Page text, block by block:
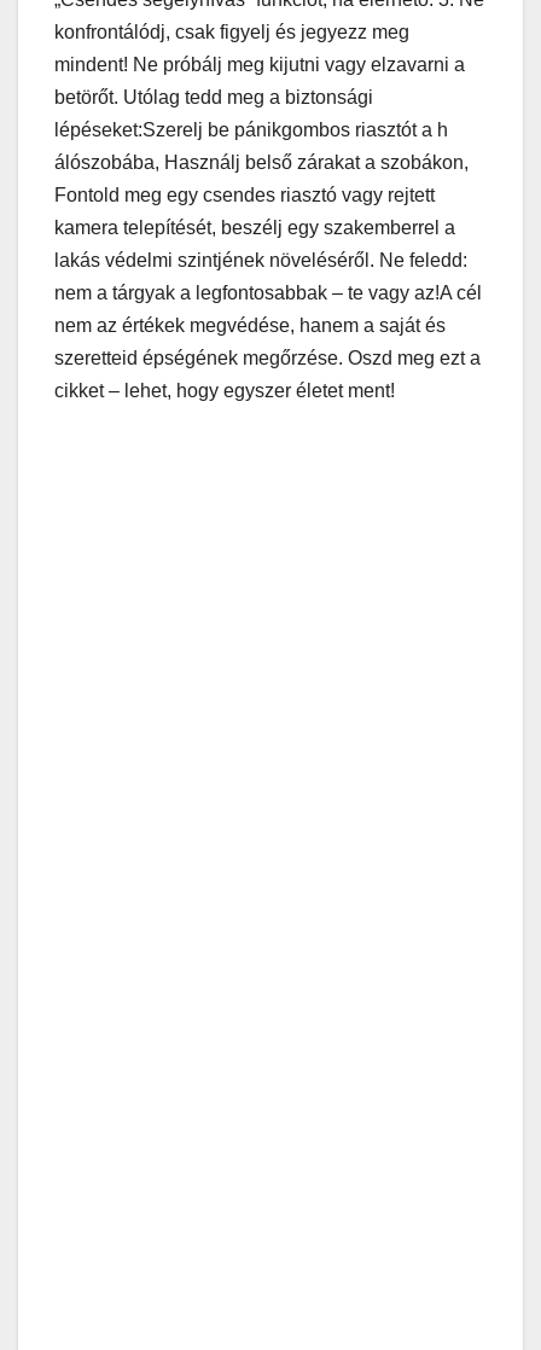
konfrontálódj, csak figyelj és jegyezz meg
mindent! Ne próbálj meg kijutni vagy elzavarni a
betörőt. Utólag tedd meg a biztonsági
lépéseket:Szerelj be pánikgombos riasztót a h
álószobába, Használj belső zárakat a szobákon,
Fontold meg egy csendes riasztó vagy rejtett
kamera telepítését, beszélj egy szakemberrel a
lakás védelmi szintjének növeléséről. Ne feledd:
nem a tárgyak a legfontosabbak – te vagy az!A cél
nem az értékek megvédése, hanem a saját és
szeretteid épségének megőrzése. Oszd meg ezt a
cikket – lehet, hogy egyszer életet ment!